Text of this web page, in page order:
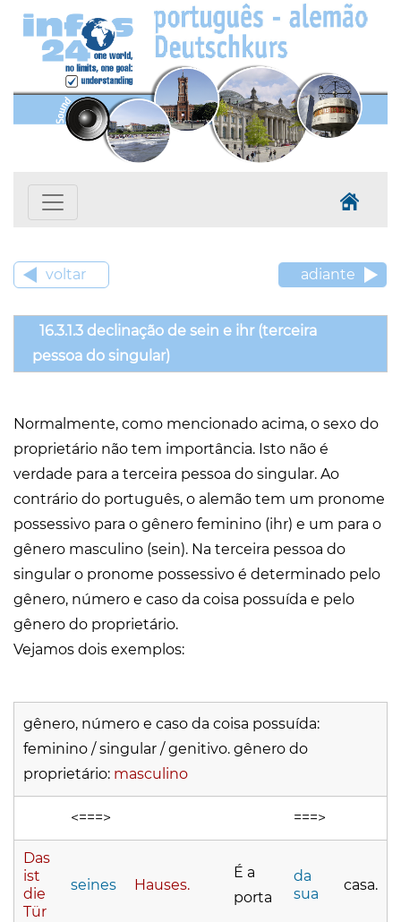
voltar adiante
16.3.1.3 declinação de sein e ihr (terceira
pessoa do singular)
Normalmente, como mencionado acima, o sexo do
proprietário não tem importância. Isto não é
verdade para a terceira pessoa do singular. Ao
contrário do português, o alemão tem um pronome
possessivo para o gênero feminino (ihr) e um para o
gênero masculino (sein). Na terceira pessoa do
singular o pronome possessivo é determinado pelo
gênero, número e caso da coisa possuída e pelo
gênero do proprietário.
Vejamos dois exemplos:
gênero, número e caso da coisa possuída:
feminino / singular / genitivo. gênero do
proprietário: masculino
<===> ===>
Das
ist
die
Tür
seines Hauses.
É a
porta
da
sua
casa.